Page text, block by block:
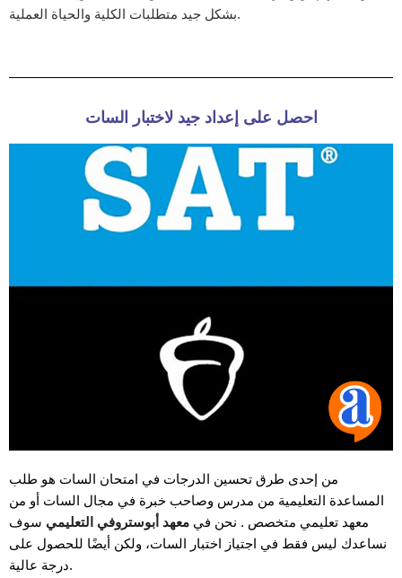
بشكل جيد متطلبات الكلية والحياة العملية.
احصل على إعداد جيد لاختبار السات
من إحدى طرق تحسين الدرجات في امتحان السات هو طلب
المساعدة التعليمية من مدرس وصاحب خبرة في مجال السات أو من
معهد تعليمي متخصص . نحن في معهد أبوستروفي التعليمي سوف
نساعدك ليس فقط في اجتياز اختبار السات، ولكن أيضًا للحصول على
درجة عالية.